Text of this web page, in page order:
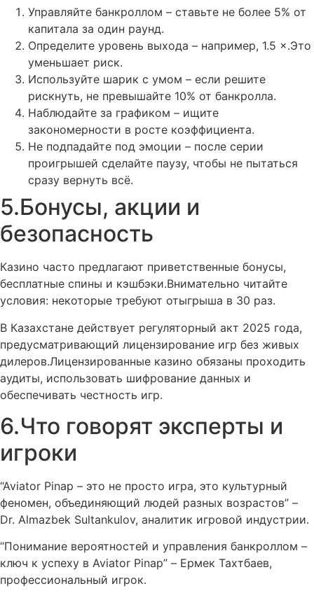
Управляйте банкроллом – ставьте не более 5% от
капитала за один раунд.
Определите уровень выхода – например, 1.5 ×.Это
уменьшает риск.
Используйте шарик с умом – если решите
рискнуть, не превышайте 10% от банкролла.
Наблюдайте за графиком – ищите
закономерности в росте коэффициента.
Не подпадайте под эмоции – после серии
проигрышей сделайте паузу, чтобы не пытаться
сразу вернуть всё.
5.Бонусы, акции и
безопасность
Казино часто предлагают приветственные бонусы,
бесплатные спины и кэшбэки.Внимательно читайте
условия: некоторые требуют отыгрыша в 30 раз.
В Казахстане действует регуляторный акт 2025 года,
предусматривающий лицензирование игр без живых
дилеров.Лицензированные казино обязаны проходить
аудиты, использовать шифрование данных и
обеспечивать честность игр.
6.Что говорят эксперты и
игроки
“Aviator Pinap – это не просто игра, это культурный
феномен, объединяющий людей разных возрастов” –
Dr. Almazbek Sultankulov, аналитик игровой индустрии.
“Понимание вероятностей и управления банкроллом –
ключ к успеху в Aviator Pinap” – Ермек Тахтбаев,
профессиональный игрок.